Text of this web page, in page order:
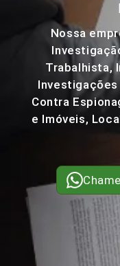
Nossa
Trabalhista,
Contra
e Imóveis,